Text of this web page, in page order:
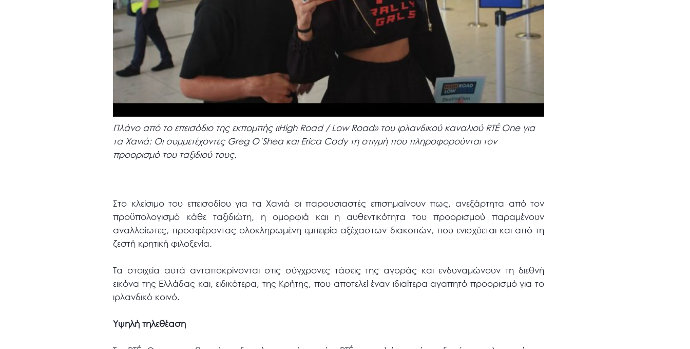
Πλάνο από το επεισόδιο της εκπομπής «High Road / Low Road» του ιρλανδικού καναλιού RTÉ One για
τα Χανιά: Οι συμμετέχοντες Greg O’Shea και Erica Cody τη στιγμή που πληροφορούνται τον
προορισμό του ταξιδιού τους.
Στο κλείσιμο του επεισοδίου για τα Χανιά οι παρουσιαστές επισημαίνουν πως, ανεξάρτητα από τον
προϋπολογισμό κάθε ταξιδιώτη, η ομορφιά και η αυθεντικότητα του προορισμού παραμένουν
αναλλοίωτες, προσφέροντας ολοκληρωμένη εμπειρία αξέχαστων διακοπών, που ενισχύεται και από τη
ζεστή κρητική φιλοξενία.
Τα στοιχεία αυτά ανταποκρίνονται στις σύγχρονες τάσεις της αγοράς και ενδυναμώνουν τη διεθνή
εικόνα της Ελλάδας και, ειδικότερα, της Κρήτης, που αποτελεί έναν ιδιαίτερα αγαπητό προορισμό για το
ιρλανδικό κοινό.
Υψηλή τηλεθέαση